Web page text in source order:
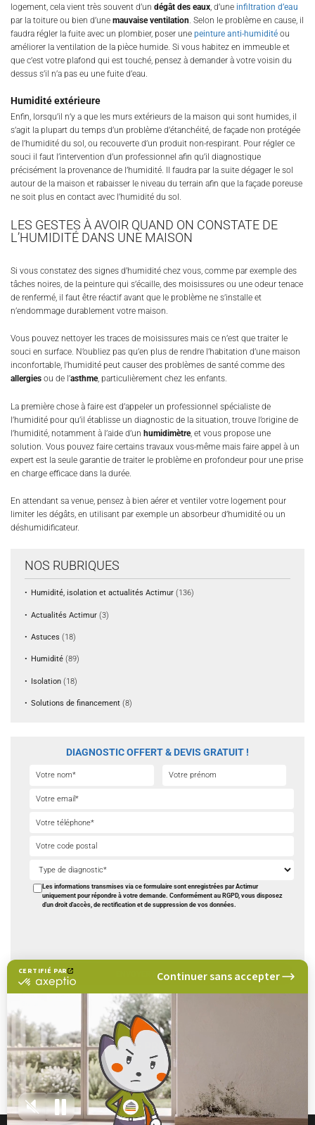
CERTIFIÉ PAR
certifié
savoir
plus
sur
Axeptio
Continuer sans accepter
logement, cela vient très souvent d’un dégât des eaux, d’une infiltration d’eau
par la toiture ou bien d’une mauvaise ventilation. Selon le problème en cause, il
faudra régler la fuite avec un plombier, poser une peinture anti-humidité ou
améliorer la ventilation de la pièce humide. Si vous habitez en immeuble et
que c’est votre plafond qui est touché, pensez à demander à votre voisin du
dessus s’il n’a pas eu une fuite d’eau.
Humidité extérieure
Enfin, lorsqu’il n’y a que les murs extérieurs de la maison qui sont humides, il
s’agit la plupart du temps d’un problème d’étanchéité, de façade non protégée
de l’humidité du sol, ou recouverte d’un produit non-respirant. Pour régler ce
souci il faut l’intervention d’un professionnel afin qu’il diagnostique
précisément la provenance de l’humidité. Il faudra par la suite dégager le sol
autour de la maison et rabaisser le niveau du terrain afin que la façade poreuse
ne soit plus en contact avec l’humidité du sol.
LES GESTES À AVOIR QUAND ON CONSTATE DE
L’HUMIDITÉ DANS UNE MAISON
Si vous constatez des signes d’humidité chez vous, comme par exemple des
tâches noires, de la peinture qui s’écaille, des moisissures ou une odeur tenace
de renfermé, il faut être réactif avant que le problème ne s’installe et
n’endommage durablement votre maison.
Vous pouvez nettoyer les traces de moisissures mais ce n’est que traiter le
souci en surface. N’oubliez pas qu’en plus de rendre l’habitation d’une maison
inconfortable, l’humidité peut causer des problèmes de santé comme des
allergies ou de l’asthme, particulièrement chez les enfants.
La première chose à faire est d’appeler un professionnel spécialiste de
l’humidité pour qu’il établisse un diagnostic de la situation, trouve l’origine de
l’humidité, notamment à l’aide d’un humidimètre, et vous propose une
solution. Vous pouvez faire certains travaux vous-même mais faire appel à un
expert est la seule garantie de traiter le problème en profondeur pour une prise
en charge efficace dans la durée.
En attendant sa venue, pensez à bien aérer et ventiler votre logement pour
limiter les dégâts, en utilisant par exemple un absorbeur d’humidité ou un
déshumidificateur.
NOS RUBRIQUES
Humidité, isolation et actualités Actimur (136)
Actualités Actimur (3)
Astuces (18)
Humidité (89)
Isolation (18)
Solutions de financement (8)
DIAGNOSTIC OFFERT & DEVIS GRATUIT !
Les informations transmises via ce formulaire sont enregistrées par Actimur
uniquement pour répondre à votre demande. Conformément au RGPD, vous disposez
d'un droit d'accès, de rectification et de suppression de vos données.
Nous vous rappelons.
TROUVEZ UNE AGENCE PROCHE DE CHEZ VOUS
NOS AGENCES